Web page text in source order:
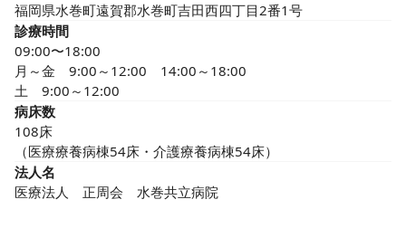
福岡県水巻町遠賀郡水巻町吉田西四丁目2番1号
診療時間
09:00〜18:00
月～金　9:00～12:00　14:00～18:00
土　9:00～12:00
病床数
108床
（医療療養病棟54床・介護療養病棟54床）
法人名
医療法人　正周会　水巻共立病院